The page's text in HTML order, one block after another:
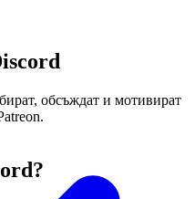
обсъждат и мотивират